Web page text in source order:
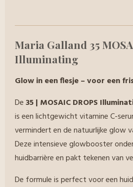
Maria Galland 35
Illuminating
Glow in een flesje – voor een
De35 | MOSAIC DROPS
is een lichtgewicht vitamine C-
vermindert en de natuurlijke glow
Deze intensieve glowbooster
huidbarrière en pakt tekenen van
De formule is perfect voor een